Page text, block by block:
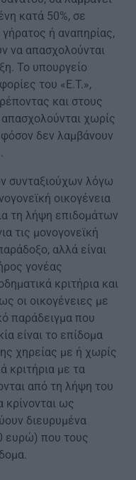
κατά 50%, σε
ή αναπηρίας,
να απασχολούνται
Το υπουργείο
του «Ε.Τ.»,
και στους
χωρίς
δεν λαμβάνουν
συνταξιούχων λόγω
οικογένεια
τη λήψη επιδομάτων
τις μονογονεϊκή
αλλά είναι
γονέας
κριτήρια και
οι οικογένειες με
παράδειγμα που
είναι το επίδομα
χηρείας με ή χωρίς
κριτήρια με τα
από τη λήψη του
κρίνονται ως
διευρυμένα
ευρώ) που τους